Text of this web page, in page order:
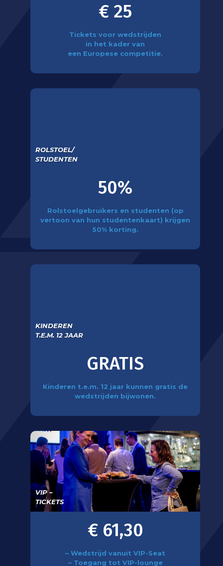
€ 25
Tickets voor wedstrijden
in het kader van
een Europese competitie.
ROLSTOEL/
STUDENTEN
50%
Rolstoelgebruikers en studenten (op
vertoon van hun studentenkaart) krijgen
50% korting.
KINDEREN
T.E.M. 12 JAAR
GRATIS
Kinderen t.e.m. 12 jaar kunnen gratis de
wedstrijden bijwonen.
VIP –
TICKETS
€ 61,30
– Wedstrijd vanuit VIP-Seat
– Toegang tot VIP-lounge